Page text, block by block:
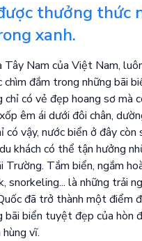
thưởng thức
xanh.
Tây Nam của Việt Nam,
chìm đắm trong những bãi
chỉ có vẻ đẹp hoang sơ
êm ái dưới đôi chân,
vậy, nước biển ở đây
khách có thể tận hưởng
Trường. Tắm biển, ngắm
snorkeling... là những trải
đã trở thành một điểm
biển tuyệt đẹp của hòn
vĩ.